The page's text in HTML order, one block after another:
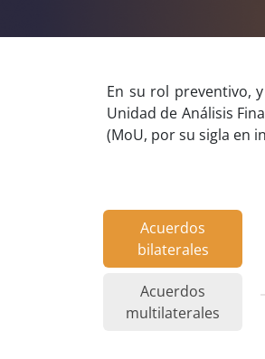
En su rol preventivo,
Unidad de Análisis
(MoU, por su sigla en
Acuerdos
bilaterales
Acuerdos
multilaterales